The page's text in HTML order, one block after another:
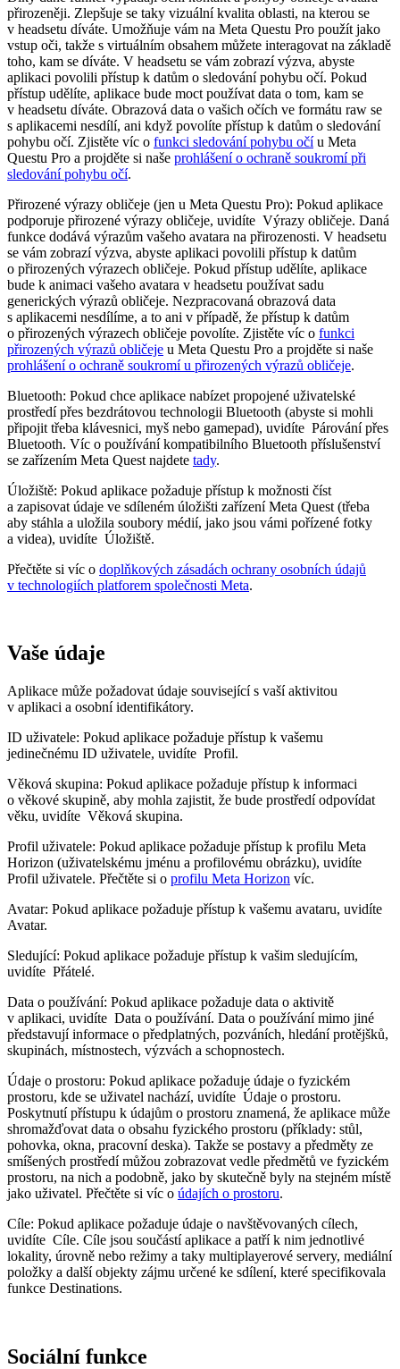
přirozeněji. Zlepšuje se taky vizuální kvalita oblasti, na kterou se
v headsetu díváte. Umožňuje vám na Meta Questu Pro použít jako
vstup oči, takže s virtuálním obsahem můžete interagovat na základě
toho, kam se díváte. V headsetu se vám zobrazí výzva, abyste
aplikaci povolili přístup k datům o sledování pohybu očí. Pokud
přístup udělíte, aplikace bude moct používat data o tom, kam se
v headsetu díváte. Obrazová data o vašich očích ve formátu raw se
s aplikacemi nesdílí, ani když povolíte přístup k datům o sledování
pohybu očí. Zjistěte víc o funkci sledování pohybu očíu Meta
Questu Pro a projděte si naše prohlášení o ochraně soukromí při
sledování pohybu očí.
Přirozené výrazy obličeje (jen u Meta Questu Pro): Pokud aplikace
podporuje přirozené výrazy obličeje, uvidíte Výrazy obličeje. Daná
funkce dodává výrazům vašeho avatara na přirozenosti. V headsetu
se vám zobrazí výzva, abyste aplikaci povolili přístup k datům
o přirozených výrazech obličeje. Pokud přístup udělíte, aplikace
bude k animaci vašeho avatara v headsetu používat sadu
generických výrazů obličeje. Nezpracovaná obrazová data
s aplikacemi nesdílíme, a to ani v případě, že přístup k datům
o přirozených výrazech obličeje povolíte. Zjistěte víc o funkci
přirozených výrazů obličeje u Meta Questu Pro a projděte si naše
prohlášení o ochraně soukromí u přirozených výrazů obličeje.
Bluetooth: Pokud chce aplikace nabízet propojené uživatelské
prostředí přes bezdrátovou technologii Bluetooth (abyste si mohli
připojit třeba klávesnici, myš nebo gamepad), uvidíte Párování přes
Bluetooth. Víc o používání kompatibilního Bluetooth příslušenství
se zařízením Meta Quest najdete tady.
Úložiště: Pokud aplikace požaduje přístup k možnosti číst
a zapisovat údaje ve sdíleném úložišti zařízení Meta Quest (třeba
aby stáhla a uložila soubory médií, jako jsou vámi pořízené fotky
a videa), uvidíte Úložiště.
Přečtěte si víc o doplňkových zásadách ochrany osobních údajů
v technologiích platforem společnosti Meta.
Vaše údaje
Aplikace může požadovat údaje související s vaší aktivitou
v aplikaci a osobní identifikátory.
ID uživatele: Pokud aplikace požaduje přístup k vašemu
jedinečnému ID uživatele, uvidíte Profil.
Věková skupina: Pokud aplikace požaduje přístup k informaci
o věkové skupině, aby mohla zajistit, že bude prostředí odpovídat
věku, uvidíte Věková skupina.
Profil uživatele: Pokud aplikace požaduje přístup k profilu Meta
Horizon (uživatelskému jménu a profilovému obrázku), uvidíte
Profil uživatele. Přečtěte si o profilu Meta Horizon víc.
Avatar: Pokud aplikace požaduje přístup k vašemu avataru, uvidíte
Avatar.
Sledující: Pokud aplikace požaduje přístup k vašim sledujícím,
uvidíte Přátelé.
Data o používání: Pokud aplikace požaduje data o aktivitě
v aplikaci, uvidíte Data o používání. Data o používání mimo jiné
představují informace o předplatných, pozváních, hledání protějšků,
skupinách, místnostech, výzvách a schopnostech.
Údaje o prostoru: Pokud aplikace požaduje údaje o fyzickém
prostoru, kde se uživatel nachází, uvidíte Údaje o prostoru.
Poskytnutí přístupu k údajům o prostoru znamená, že aplikace může
shromažďovat data o obsahu fyzického prostoru (příklady: stůl,
pohovka, okna, pracovní deska). Takže se postavy a předměty ze
smíšených prostředí můžou zobrazovat vedle předmětů ve fyzickém
prostoru, na nich a podobně, jako by skutečně byly na stejném místě
jako uživatel. Přečtěte si víc o údajích o prostoru.
Cíle: Pokud aplikace požaduje údaje o navštěvovaných cílech,
uvidíte Cíle. Cíle jsou součástí aplikace a patří k nim jednotlivé
lokality, úrovně nebo režimy a taky multiplayerové servery, mediální
položky a další objekty zájmu určené ke sdílení, které specifikovala
funkce Destinations.
Sociální funkce